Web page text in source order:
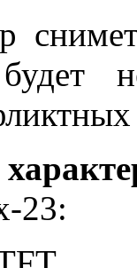
23: